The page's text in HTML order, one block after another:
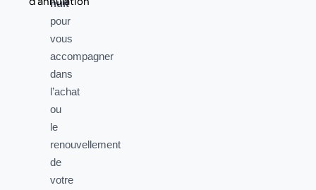
nuit
pour
vous
accompagner
dans
l’achat
ou
le
renouvellement
de
votre